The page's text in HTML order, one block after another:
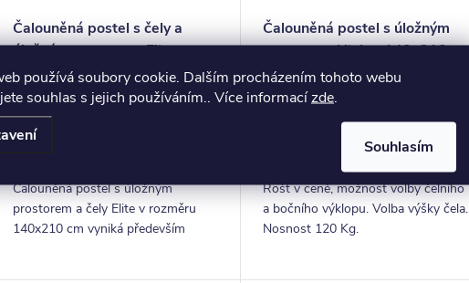
používá soubory cookie. Dalším procházením tohoto webu
souhlas s jejich používáním.. Více informacízde.
Souhlasím
Čalouněná postel s čely a
úložným prostorem Elite,
140x210 cm
15 776,86 Kč bez
DPH
19 090 Kč
Čalouněná postel s úložným
prostorem a čely Elite v rozměru
140x210 cm vyniká především
Čalouněná postel s úložným
prostorem Niobe, 140x210
cm
14 950,41 Kč bez
DPH
18 090 Kč
Rošt v ceně, možnost volby čelního
a bočního výklopu. Volba výšky čela.
Nosnost 120 Kg.